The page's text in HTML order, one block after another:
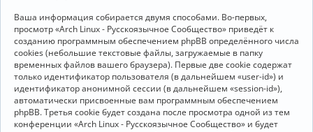
я
Ваша информация собирается двумя способами. Во-первых,
просмотр «Arch Linux - Русскоязычное Сообщество» приведёт к
созданию программным обеспечением phpBB определённого числа
cookies (небольшие текстовые файлы, загружаемые в папку
временных файлов вашего браузера). Первые две cookie содержат
только идентификатор пользователя (в дальнейшем «user-id») и
идентификатор анонимной сессии (в дальнейшем «session-id»),
автоматически присвоенные вам программным обеспечением
phpBB. Третья cookie будет создана после просмотра одной из тем
конференции «Arch Linux - Русскоязычное Сообщество» и будет